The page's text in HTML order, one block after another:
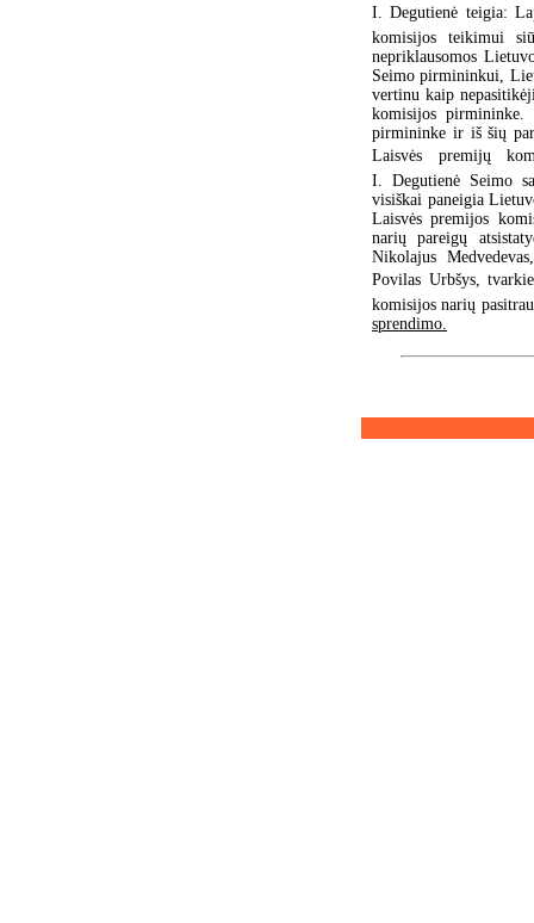
I. Degutienė teigia:
komisijos teikimui
nepriklausomos
Seimo pirmininkui,
vertinu kaip
komisijos pirmininke.
pirmininke ir iš šių
Laisvės premijų
I. Degutienė Seimo
visiškai paneigia
Laisvės premijos
narių pareigų
Nikolajus
Povilas Urbšys,
komisijos narių
sprendimo.